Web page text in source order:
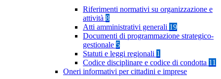
Riferimenti normativi su organizzazione e
attività 8
Atti amministrativi generali 19
Documenti di programmazione strategico-
gestionale 5
Statuti e leggi regionali 1
Codice disciplinare e codice di condotta 11
Oneri informativi per cittadini e imprese